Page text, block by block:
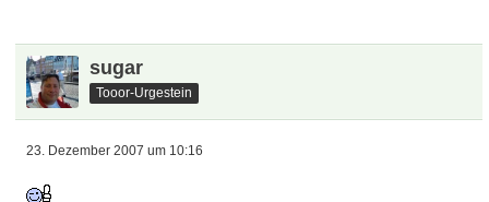
sugar
Tooor-Urgestein
23. Dezember 2007 um 10:16